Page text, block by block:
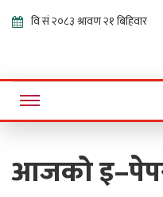
Online News Portal
आजको